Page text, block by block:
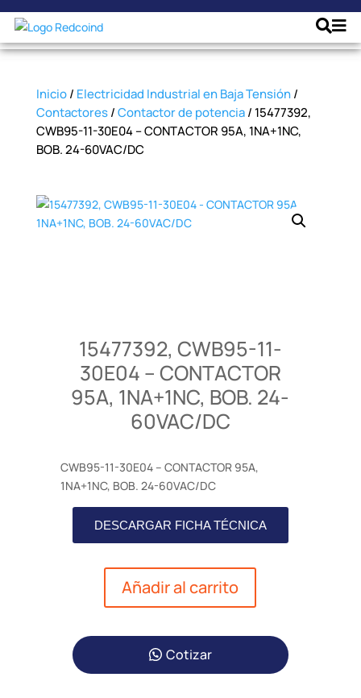
Inicio/ Electricidad Industrial en Baja Tensión/
Contactores/Contactor de potencia/ 15477392,
CWB95-11-30E04 – CONTACTOR 95A, 1NA+1NC,
BOB. 24-60VAC/DC
15477392, CWB95-11-
30E04 – CONTACTOR
95A, 1NA+1NC, BOB. 24-
60VAC/DC
CWB95-11-30E04 – CONTACTOR 95A,
1NA+1NC, BOB. 24-60VAC/DC
DESCARGAR FICHA TÉCNICA
Añadir al carrito
Cotizar